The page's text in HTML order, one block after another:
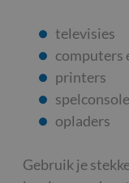
televisies
computers
printers
opladers
Gebruik je